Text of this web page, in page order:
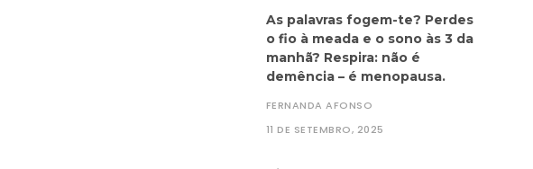
As palavras fogem-te? Perdes
o fio à meada e o sono às 3 da
manhã? Respira: não é
demência – é menopausa.
FERNANDA AFONSO
11 DE SETEMBRO, 2025